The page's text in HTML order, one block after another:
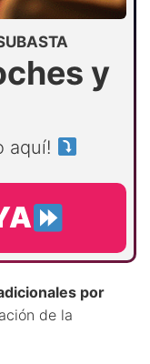
y
aquí!
por
de la